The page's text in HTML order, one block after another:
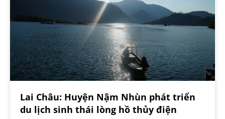
Lai Châu: Huyện Nậm Nhùn phát triển
du lịch sinh thái lòng hồ thủy điện